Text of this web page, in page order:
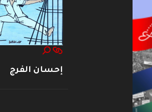
إحسان الفرج